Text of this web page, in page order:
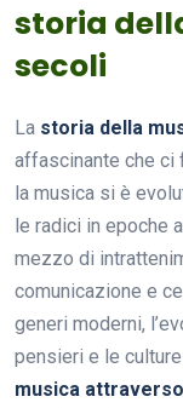
storia
secoli
La storia della
affascinante che ci
la musica si è
le radici in epoche
mezzo di
comunicazione e
generi moderni,
pensieri e le
musica